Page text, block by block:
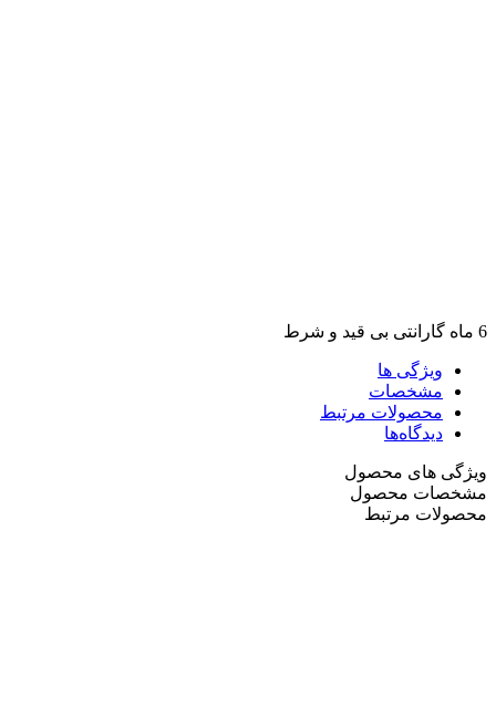
6 ماه گارانتی بی قید و شرط
ویژگی ها
مشخصات
محصولات مرتبط
دیدگاه‌ها
ویژگی های محصول
مشخصات محصول
محصولات مرتبط